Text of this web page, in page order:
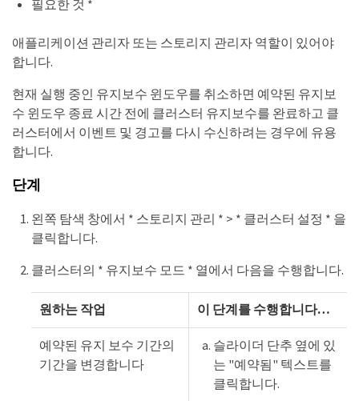
필요한 것 *
애플리케이션 관리자 또는 스토리지 관리자 역할이 있어야
합니다.
현재 실행 중인 유지보수 윈도우를 취소하면 예약된 유지보
수 윈도우 종료 시간 전에 클러스터 유지보수를 완료하고 클
러스터에서 이벤트 및 경고를 다시 수신하려는 경우에 유용
합니다.
단계
왼쪽 탐색 창에서 * 스토리지 관리 * > * 클러스터 설정 * 을
클릭합니다.
클러스터의 * 유지보수 모드 * 열에서 다음을 수행합니다.
원하는 작업 이 단계를 수행합니다…​
예약된 유지 보수 기간의
기간을 변경합니다
슬라이더 단추 옆에 있
는 "예약됨" 텍스트를
클릭합니다.